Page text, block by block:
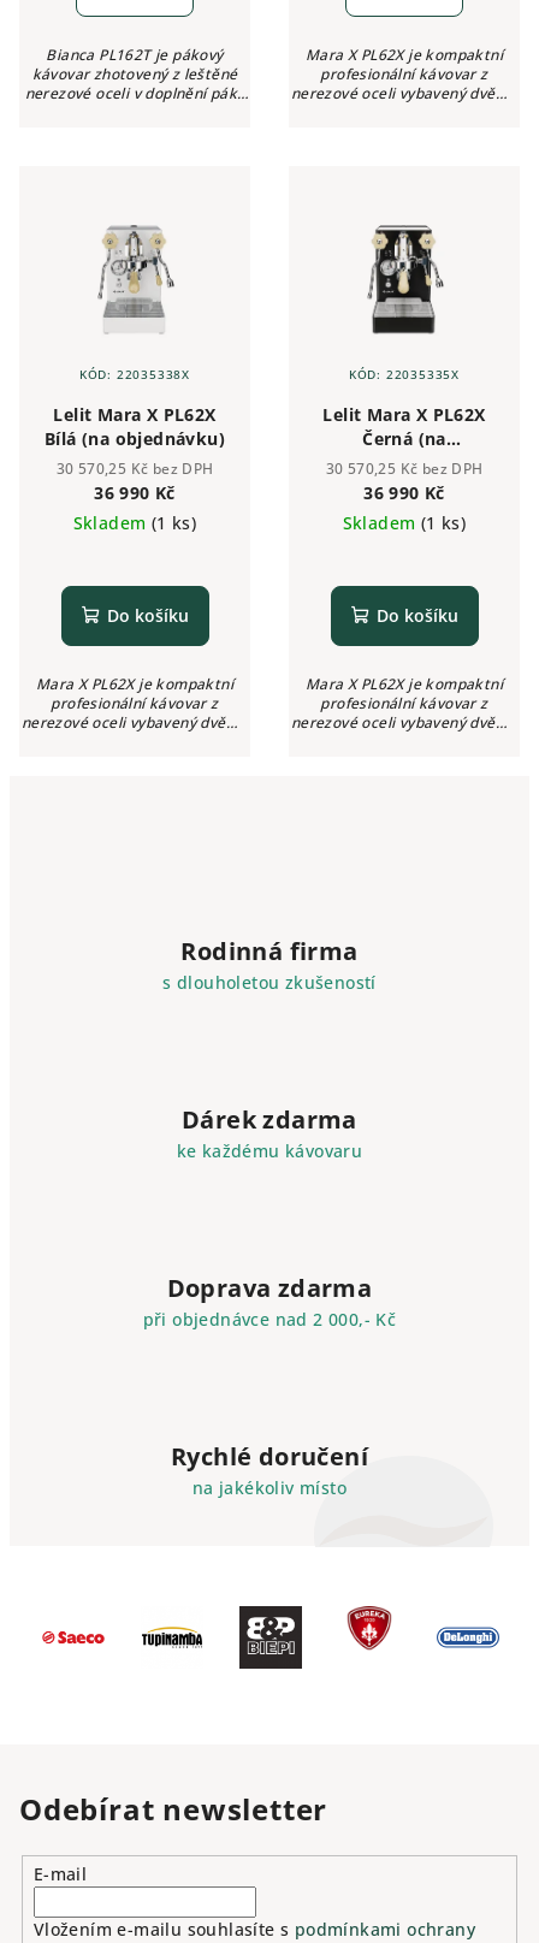
Rodinná firma
s dlouholetou zkušeností
Dárek zdarma
ke každému kávovaru
Doprava zdarma
při objednávce nad 2 000,- Kč
Rychlé doručení
na jakékoliv místo
Bianca PL162T je pákový
kávovar zhotovený z leštěné
nerezové oceli v doplnění páky
Mara X PL62X je kompaktní
profesionální kávovar z
nerezové oceli vybavený dvěma
Lelit Mara X PL62X
Bílá (na objednávku)
30 570,25 Kč bez DPH
36 990 Kč
Skladem (1 ks)
Do košíku
Mara X PL62X je kompaktní
profesionální kávovar z
nerezové oceli vybavený dvěma
KÓD: 22035338X
Lelit Mara X PL62X
Černá (na
objednávku)
30 570,25 Kč bez DPH
36 990 Kč
Skladem (1 ks)
Do košíku
Mara X PL62X je kompaktní
profesionální kávovar z
nerezové oceli vybavený dvěma
KÓD: 22035335X
Odebírat newsletter
E-mail
Vložením e-mailu souhlasíte s podmínkami ochrany